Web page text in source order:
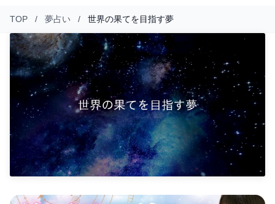
TOP / 夢占い / 世界の果てを目指す夢